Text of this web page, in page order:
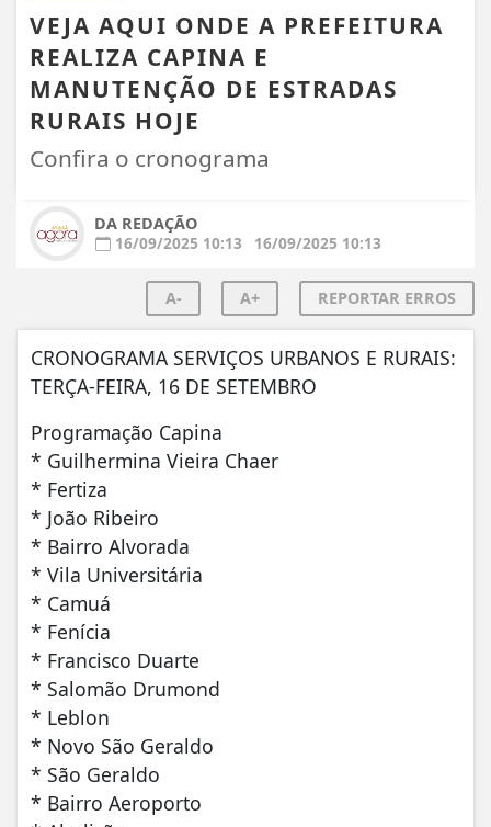
VEJA AQUI ONDE A PREFEITURA
REALIZA CAPINA E
MANUTENÇÃO DE ESTRADAS
RURAIS HOJE
Confira o cronograma
DA REDAÇÃO
16/09/2025 10:13
16/09/2025 10:13
A- A+ REPORTAR ERROS
CRONOGRAMA SERVIÇOS URBANOS E RURAIS:
TERÇA-FEIRA, 16 DE SETEMBRO
Programação Capina
* Guilhermina Vieira Chaer
* Fertiza
* João Ribeiro
* Bairro Alvorada
* Vila Universitária
* Camuá
* Fenícia
* Francisco Duarte
* Salomão Drumond
* Leblon
* Novo São Geraldo
* São Geraldo
* Bairro Aeroporto